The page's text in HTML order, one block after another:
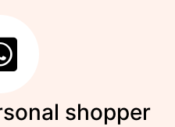
shopper